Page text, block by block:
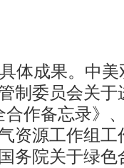
成果。中美
制委员会关于
作备忘录》
资源工作组工
务院关于绿